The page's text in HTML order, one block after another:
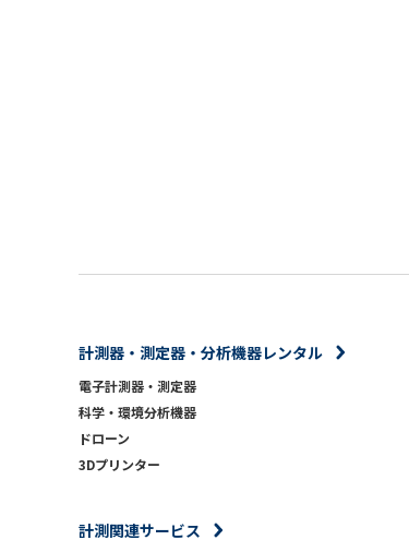
計測器・測定器・分析機器レンタル
電子計測器・測定器
科学・環境分析機器
ドローン
3Dプリンター
計測関連サービス